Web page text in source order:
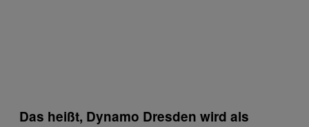
Das heißt, Dynamo Dresden wird als